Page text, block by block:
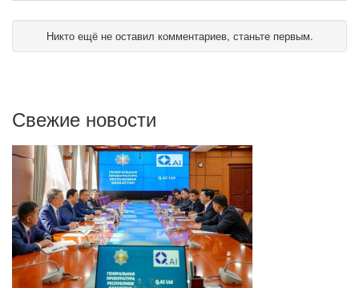
Никто ещё не оставил комментариев, станьте первым.
Свежие новости